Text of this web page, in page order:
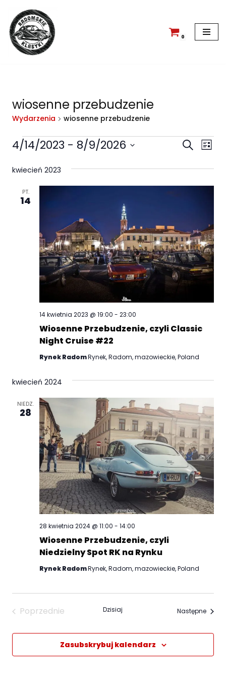
Przejdź
do
treści
0
wiosenne przebudzenie
Wydarzenia wiosenne przebudzenie
po
SzukajLista
4/14/2023 - 8/9/2026
datę.
kwiecień 2023
PT.
14
Wiosenne Przebudzenie, czyli Classic
Night Cruise #22
14 kwietnia 2023 @ 19:00 - 23:00
Rynek RadomRynek, Radom, mazowieckie, Poland
kwiecień 2024
NIEDZ.
28
Wiosenne Przebudzenie, czyli
Niedzielny Spot RK na Rynku
28 kwietnia 2024 @ 11:00 - 14:00
Rynek RadomRynek, Radom, mazowieckie, Poland
Poprzednie
Dzisiaj Następne
Zasubskrybuj kalendarz